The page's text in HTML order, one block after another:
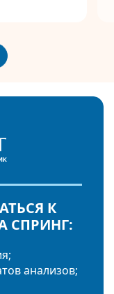
К
СПРИНГ:
анализов;